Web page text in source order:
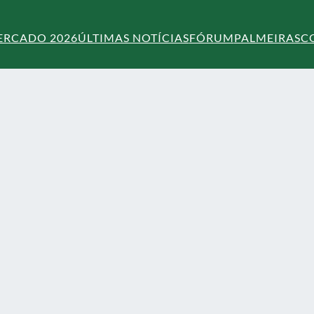
2026ÚLTIMAS NOTÍCIASFÓRUMPALMEIRAS